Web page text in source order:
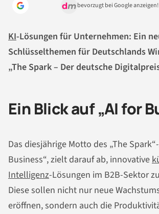
bevorzugt bei Google anzeigen!
KI-Lösungen für Unternehmen: Ein
Schlüsselthemen für Deutschlands
„The Spark – Der deutsche
Ein Blick auf „AI for
Das diesjährige Motto des „The
Business“, zielt darauf ab, innovative
Intelligenz-Lösungen im B2B-Sektor
Diese sollen nicht nur neue
eröffnen, sondern auch die